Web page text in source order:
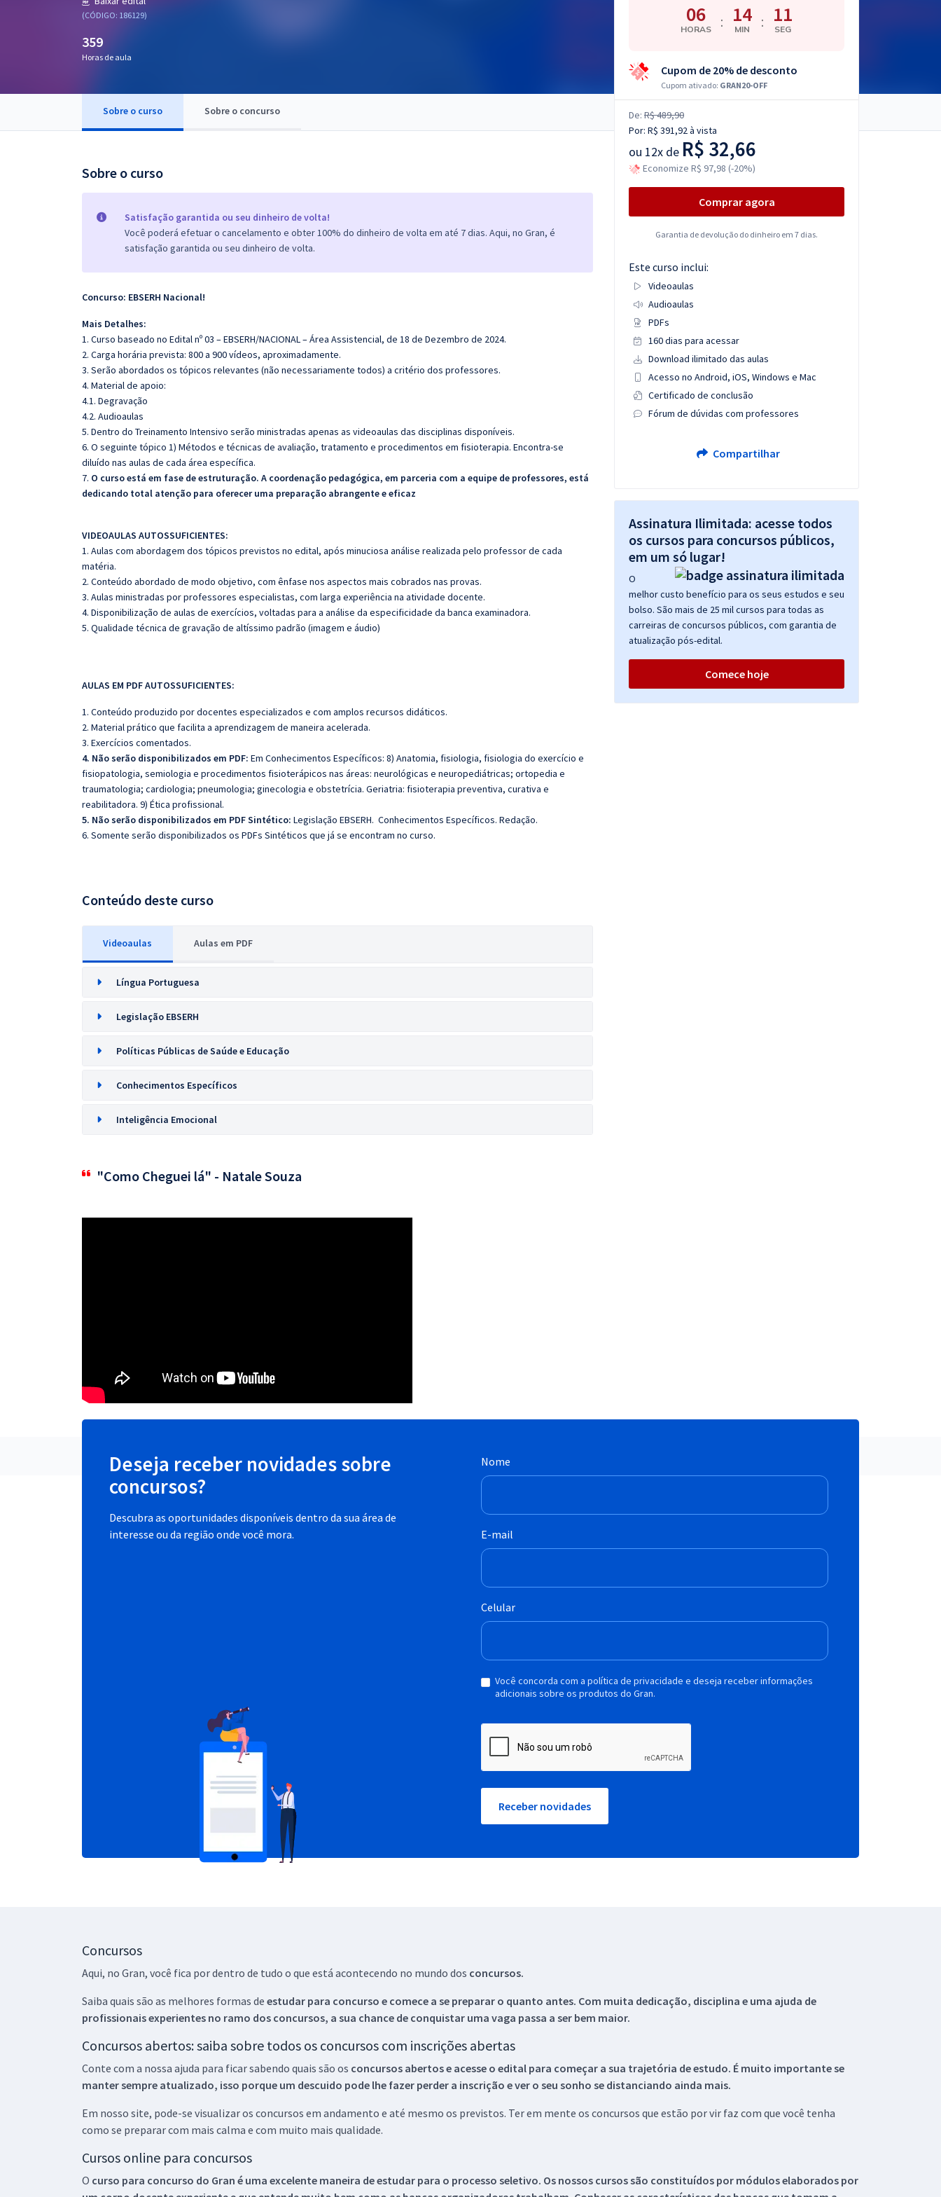
Conteúdo gratuito
(CÓDIGO: 186129)
359
Horas de aula
Sobre o curso Sobre o concurso
Sobre o curso
Satisfação garantida ou seu dinheiro de volta!
Você poderá efetuar o cancelamento e obter 100% do dinheiro de volta em até 7 dias. Aqui, no Gran, é
satisfação garantida ou seu dinheiro de volta.
Concurso: EBSERH Nacional!
Mais Detalhes:
1. Curso baseado no Edital nº 03 – EBSERH/NACIONAL – Área Assistencial, de 18 de Dezembro de 2024.
2. Carga horária prevista: 800 a 900 vídeos, aproximadamente.
3. Serão abordados os tópicos relevantes (não necessariamente todos) a critério dos professores.
4. Material de apoio:
4.1. Degravação
4.2. Audioaulas
5. Dentro do Treinamento Intensivo serão ministradas apenas as videoaulas das disciplinas disponíveis.
6. O seguinte tópico 1) Métodos e técnicas de avaliação, tratamento e procedimentos em fisioterapia. Encontra-se
diluído nas aulas de cada área específica.
7. O curso está em fase de estruturação. A coordenação pedagógica, em parceria com a equipe de professores, está
dedicando total atenção para oferecer uma preparação abrangente e eficaz
VIDEOAULAS AUTOSSUFICIENTES:
1. Aulas com abordagem dos tópicos previstos no edital, após minuciosa análise realizada pelo professor de cada
matéria.
2. Conteúdo abordado de modo objetivo, com ênfase nos aspectos mais cobrados nas provas.
3. Aulas ministradas por professores especialistas, com larga experiência na atividade docente.
4. Disponibilização de aulas de exercícios, voltadas para a análise da especificidade da banca examinadora.
5. Qualidade técnica de gravação de altíssimo padrão (imagem e áudio)
AULAS EM PDF AUTOSSUFICIENTES:
1. Conteúdo produzido por docentes especializados e com amplos recursos didáticos.
2. Material prático que facilita a aprendizagem de maneira acelerada.
3. Exercícios comentados.
4. Não serão disponibilizados em PDF: Em Conhecimentos Específicos: 8) Anatomia, fisiologia, fisiologia do exercício e
fisiopatologia, semiologia e procedimentos fisioterápicos nas áreas: neurológicas e neuropediátricas; ortopedia e
traumatologia; cardiologia; pneumologia; ginecologia e obstetrícia. Geriatria: fisioterapia preventiva, curativa e
reabilitadora. 9) Ética profissional.
5. Não serão disponibilizados em PDF Sintético: Legislação EBSERH. Conhecimentos Específicos. Redação.
6. Somente serão disponibilizados os PDFs Sintéticos que já se encontram no curso.
Conteúdo deste curso
Videoaulas Aulas em PDF
Língua Portuguesa
Legislação EBSERH
Políticas Públicas de Saúde e Educação
Conhecimentos Específicos
Inteligência Emocional
"Como Cheguei lá" - Natale Souza
06
HORAS : 14
MIN : 10
SEG
Cupom de 20% de desconto
Cupom ativado: GRAN20-OFF
De: R$ 489,90
Por: R$ 391,92à vista
ou 12x de R$ 32,66
Economize R$ 97,98 (-20%)
Comprar agora
Garantia de devolução do dinheiro em 7 dias.
Este curso inclui:
Videoaulas
Audioaulas
PDFs
160 dias para acessar
Download ilimitado das aulas
Acesso no Android, iOS, Windows e Mac
Certificado de conclusão
Fórum de dúvidas com professores
Compartilhar
Assinatura Ilimitada: acesse todos
os cursos para concursos públicos,
em um só lugar!
O
melhor custo benefício para os seus estudos e seu
bolso. São mais de 25 mil cursos para todas as
carreiras de concursos públicos, com garantia de
atualização pós-edital.
Comece hoje
Deseja receber novidades sobre
concursos?
Descubra as oportunidades disponíveis dentro da sua área de
interesse ou da região onde você mora.
Nome
E-mail
Celular
Você concorda com a política de privacidade e deseja receber informações
adicionais sobre os produtos do Gran.
Receber novidades
Concursos
Aqui, no Gran, você fica por dentro de tudo o que está acontecendo no mundo dos concursos.
Saiba quais são as melhores formas de estudar para concurso e comece a se preparar o quanto antes. Com muita dedicação, disciplina e uma ajuda de
profissionais experientes no ramo dos concursos, a sua chance de conquistar uma vaga passa a ser bem maior.
Concursos abertos: saiba sobre todos os concursos com inscrições abertas
Conte com a nossa ajuda para ficar sabendo quais são os concursos abertos e acesse o edital para começar a sua trajetória de estudo. É muito importante se
manter sempre atualizado, isso porque um descuido pode lhe fazer perder a inscrição e ver o seu sonho se distanciando ainda mais.
Em nosso site, pode-se visualizar os concursos em andamento e até mesmo os previstos. Ter em mente os concursos que estão por vir faz com que você tenha
como se preparar com mais calma e com muito mais qualidade.
Cursos online para concursos
O curso para concurso do Gran é uma excelente maneira de estudar para o processo seletivo. Os nossos cursos são constituídos por módulos elaborados por